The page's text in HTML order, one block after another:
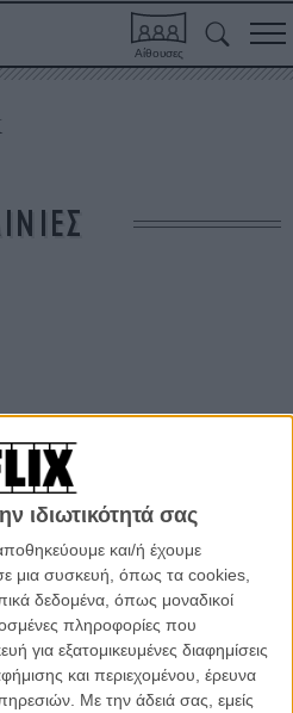
ιδιωτικότητά σας
και/ή έχουμε
μια συσκευή, όπως τα cookies,
δεδομένα, όπως μοναδικοί
πληροφορίες που
για εξατομικευμένες διαφημίσεις
και περιεχομένου, έρευνα
Με την άδειά σας, εμείς
Αίθουσες
ο Γκιγιέρμο Ντελ